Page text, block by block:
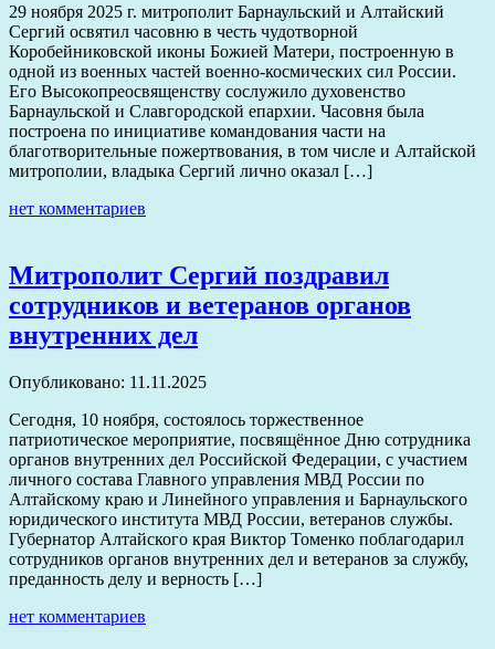
29 ноября 2025 г. митрополит Барнаульский и Алтайский
Сергий освятил часовню в честь чудотворной
Коробейниковской иконы Божией Матери, построенную в
одной из военных частей военно-космических сил России.
Его Высокопреосвященству сослужило духовенство
Барнаульской и Славгородской епархии. Часовня была
построена по инициативе командования части на
благотворительные пожертвования, в том числе и Алтайской
митрополии, владыка Сергий лично оказал […]
нет комментариев
Митрополит Сергий поздравил
сотрудников и ветеранов органов
внутренних дел
Опубликовано: 11.11.2025
Сегодня, 10 ноября, состоялось торжественное
патриотическое мероприятие, посвящённое Дню сотрудника
органов внутренних дел Российской Федерации, с участием
личного состава Главного управления МВД России по
Алтайскому краю и Линейного управления и Барнаульского
юридического института МВД России, ветеранов службы.
Губернатор Алтайского края Виктор Томенко поблагодарил
сотрудников органов внутренних дел и ветеранов за службу,
преданность делу и верность […]
нет комментариев